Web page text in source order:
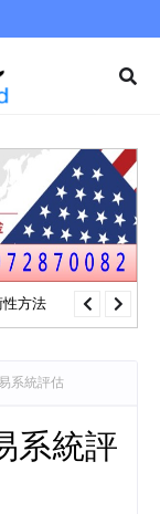
性方法
系統評估
系統評